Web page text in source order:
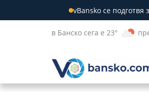
vBansko се
в Банско сега е 23°